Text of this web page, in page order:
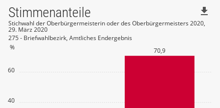
40
60
% 70,9
Stimmenanteile
Stichwahl der Oberbürgermeisterin oder des Oberbürgermeisters 2020,
29. März 2020
275 - Briefwahlbezirk, Amtliches Endergebnis
file_download